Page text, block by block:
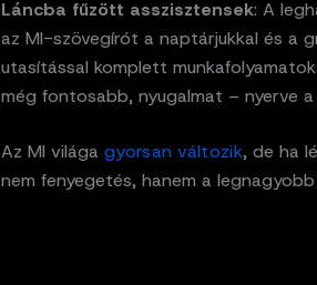
Láncba fűzött asszisztensek: A
az MI-szövegírót a naptárjukkal és a
utasítással komplett
még fontosabb, nyugalmat – nyerve
Az MI világa gyorsan változik, de ha
nem fenyegetés, hanem a